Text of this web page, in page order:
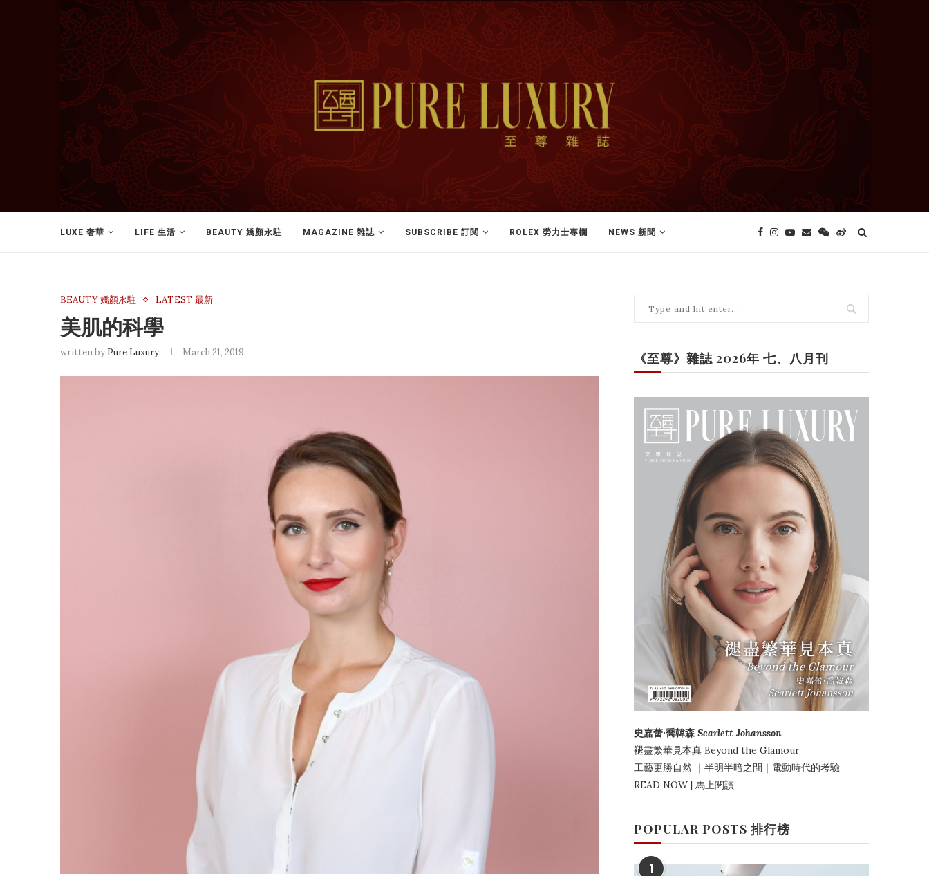
LUXE 奢華 LIFE 生活 BEAUTY 嬌顏永駐 MAGAZINE 雜誌 SUBSCRIBE 訂閱 ROLEX 勞力士專欄 NEWS 新聞
BEAUTY 嬌顏永駐 LATEST 最新
美肌的科學
written by Pure Luxury March 21, 2019 《至尊》雜誌 2026年 七、八月刊
史嘉蕾·喬韓森 Scarlett Johansson
褪盡繁華見本真 Beyond the Glamour
工藝更勝自然 ｜ 半明半暗之間 ｜電動時代的考驗
READ NOW | 馬上閱讀
POPULAR POSTS 排行榜
1